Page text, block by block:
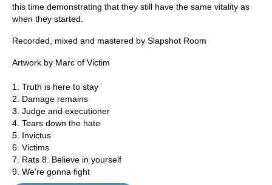
this time demonstrating that they still have the same vitality as
when they started.
Recorded, mixed and mastered by Slapshot Room
Artwork by Marc of Victim
1. Truth is here to stay
2. Damage remains
3. Judge and executioner
4. Tears down the hate
5. Invictus
6. Victims
7. Rats 8. Believe in yourself
9. We’re gonna fight